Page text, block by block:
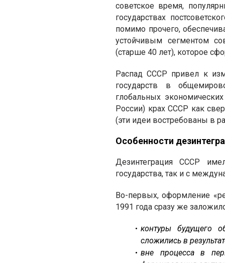
советское время,
государствах
помимо прочего,
устойчивым сегментом
(старше 40 лет), которое
Распад СССР привел к
государств в
глобальных
России) крах СССР как
(эти идеи востребованы в
Особенности
Дезинтеграция СССР
государства, так и с
Во-первых, оформление
1991 года сразу же
контуры будущего
сложились в
вне процесса в